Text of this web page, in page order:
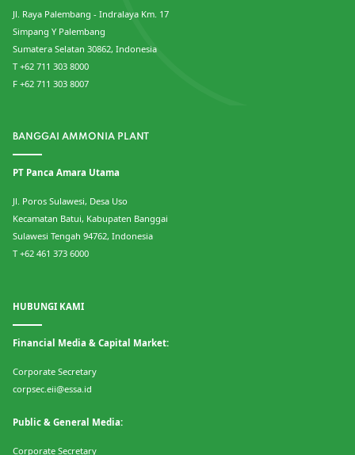
Jl. Raya Palembang - Indralaya Km. 17
Simpang Y Palembang
Sumatera Selatan 30862, Indonesia
T +62 711 303 8000
F +62 711 303 8007
BANGGAI AMMONIA PLANT
PT Panca Amara Utama
Jl. Poros Sulawesi, Desa Uso
Kecamatan Batui, Kabupaten Banggai
Sulawesi Tengah 94762, Indonesia
T +62 461 373 6000
HUBUNGI KAMI
Financial Media & Capital Market:
Corporate Secretary
corpsec.eii@essa.id
Public & General Media:
Corporate Secretary